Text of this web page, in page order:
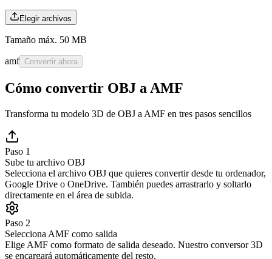
Elegir archivos
Tamaño máx. 50 MB
amf Convertir ahora
Cómo convertir OBJ a AMF
Transforma tu modelo 3D de OBJ a AMF en tres pasos sencillos
Paso 1
Sube tu archivo OBJ
Selecciona el archivo OBJ que quieres convertir desde tu ordenador,
Google Drive o OneDrive. También puedes arrastrarlo y soltarlo
directamente en el área de subida.
Paso 2
Selecciona AMF como salida
Elige AMF como formato de salida deseado. Nuestro conversor 3D
se encargará automáticamente del resto.